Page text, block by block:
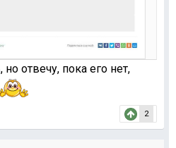
, но отвечу, пока его нет,
2